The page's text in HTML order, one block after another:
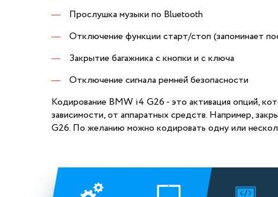
Прослушка музыки по Bluetooth
Отключение функции старт/стоп (запоминает
Закрытие багажника с кнопки и с ключа
Отключение сигнала ремней безопасности
Кодирование BMW i4 G26 - это активация опций,
зависимости, от аппаратных средств. Например,
G26. По желанию можно кодировать одну или